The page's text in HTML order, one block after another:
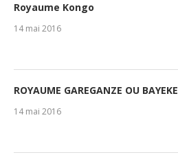
Royaume Kongo
14 mai 2016
ROYAUME GAREGANZE OU BAYEKE
14 mai 2016